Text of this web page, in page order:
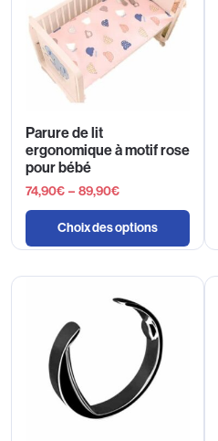
Parure de lit
ergonomique à motif rose
pour bébé
74,90€ – 89,90€
Choix des options